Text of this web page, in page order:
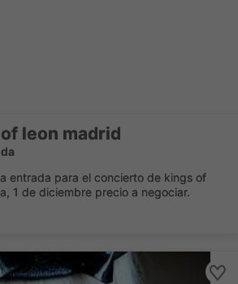
leon madrid
entrada para el concierto de kings of
1 de diciembre precio a negociar.